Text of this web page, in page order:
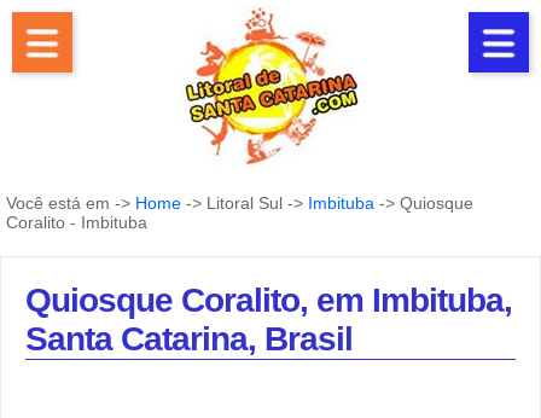
Você está em -> Home -> Litoral Sul -> Imbituba -> Quiosque
Coralito - Imbituba
Quiosque Coralito, em Imbituba,
Santa Catarina, Brasil